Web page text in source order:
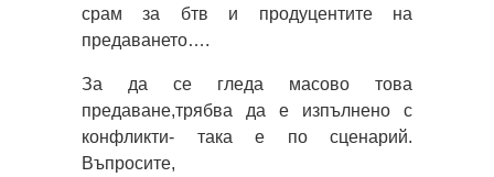
срам за бтв и продуцентите на
предаването….
За да се гледа масово това
предаване,трябва да е изпълнено с
конфликти- така е по сценарий.
Въпросите,